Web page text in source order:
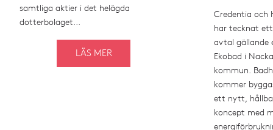
samtliga aktier i det helägda
dotterbolaget...
LÄS MER
Credentia och
har tecknat
avtal
Ekobad i Nacka
kommun.
kommer
ett nytt,
koncept med